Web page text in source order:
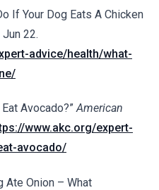
If Your Dog Eats A Chicken
Jun 22.
advice/health/what-
Eat Avocado?”American
www.akc.org/expert-
avocado/
Ate Onion – What